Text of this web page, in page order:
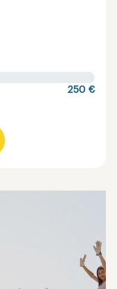
250 €